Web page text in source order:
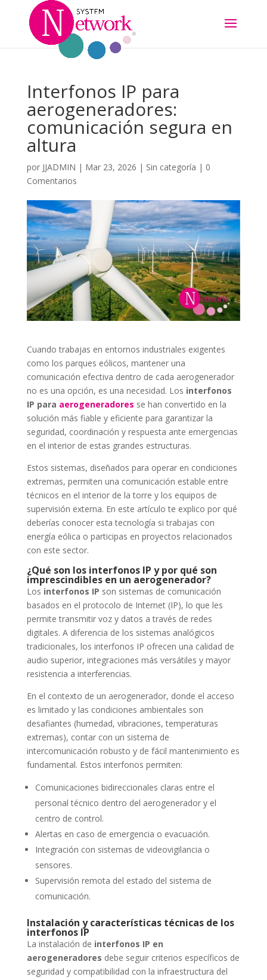
Interfonos IP para
aerogeneradores:
comunicación segura en
altura
por JJADMIN | Mar 23, 2026 | Sin categoría | 0
Comentarios
Cuando trabajas en entornos industriales exigentes
como los parques eólicos, mantener una
comunicación efectiva dentro de cada aerogenerador
no es una opción, es una necesidad. Los interfonos
IP para aerogeneradores se han convertido en la
solución más fiable y eficiente para garantizar la
seguridad, coordinación y respuesta ante emergencias
en el interior de estas grandes estructuras.
Estos sistemas, diseñados para operar en condiciones
extremas, permiten una comunicación estable entre
técnicos en el interior de la torre y los equipos de
supervisión externa. En este artículo te explico por qué
deberías conocer esta tecnología si trabajas con
energía eólica o participas en proyectos relacionados
con este sector.
¿Qué son los interfonos IP y por qué son
imprescindibles en un aerogenerador?
Los interfonos IP son sistemas de comunicación
basados en el protocolo de Internet (IP), lo que les
permite transmitir voz y datos a través de redes
digitales. A diferencia de los sistemas analógicos
tradicionales, los interfonos IP ofrecen una calidad de
audio superior, integraciones más versátiles y mayor
resistencia a interferencias.
En el contexto de un aerogenerador, donde el acceso
es limitado y las condiciones ambientales son
desafiantes (humedad, vibraciones, temperaturas
extremas), contar con un sistema de
intercomunicación robusto y de fácil mantenimiento es
fundamental. Estos interfonos permiten:
Comunicaciones bidireccionales claras entre el
personal técnico dentro del aerogenerador y el
centro de control.
Alertas en caso de emergencia o evacuación.
Integración con sistemas de videovigilancia o
sensores.
Supervisión remota del estado del sistema de
comunicación.
Instalación y características técnicas de los
interfonos IP
La instalación de interfonos IP en
aerogeneradores debe seguir criterios específicos de
seguridad y compatibilidad con la infraestructura del